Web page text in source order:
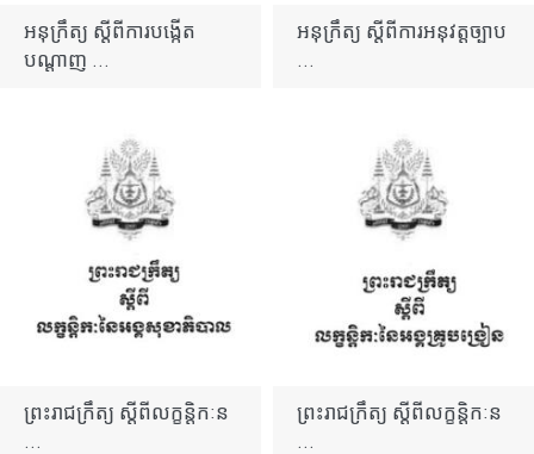
អនុក្រឹត្យ ស្តីពីការបង្កើត
បណ្តាញ ...
អនុក្រឹត្យ ស្ដីពីការអនុវត្តច្បាប
...
ព្រះរាជក្រឹត្យ ស្ដីពីលក្ខន្ដិកៈន
...
ព្រះរាជក្រឹត្យ ស្ដីពីលក្ខន្ដិកៈន
...